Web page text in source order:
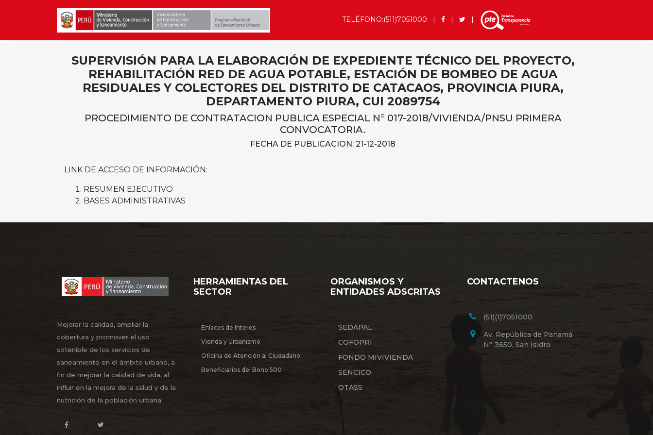
TELÉFONO:(511)7051000 | | |
SUPERVISIÓN PARA LA ELABORACIÓN DE EXPEDIENTE TÉCNICO DEL PROYECTO,
REHABILITACIÓN RED DE AGUA POTABLE, ESTACIÓN DE BOMBEO DE AGUA
RESIDUALES Y COLECTORES DEL DISTRITO DE CATACAOS, PROVINCIA PIURA,
DEPARTAMENTO PIURA, CUI 2089754
PROCEDIMIENTO DE CONTRATACION PUBLICA ESPECIAL N° 017-2018/VIVIENDA/PNSU PRIMERA
CONVOCATORIA.
FECHA DE PUBLICACION: 21-12-2018
LINK DE ACCESO DE INFORMACIÓN:
RESUMEN EJECUTIVO
BASES ADMINISTRATIVAS
Mejorar la calidad, ampliar la
cobertura y promover el uso
sotenible de los servicios de
saneamiento en el ámbito urbano, a
fin de mejorar la calidad de vida, al
influir en la mejora de la salud y de la
nutrición de la población urbana.
HERRAMIENTAS DEL
SECTOR
Enlaces de Interes
Vienda y Urbanismo
Oficina de Atención al Ciudadano
Beneficiarios del Bono 500
ORGANISMOS Y
ENTIDADES ADSCRITAS
SEDAPAL
COFOPRI
FONDO MIVIVIENDA
SENCICO
OTASS
CONTACTENOS
(51)(1)7051000
Av. República de Panamá
N° 3650, San Isidro